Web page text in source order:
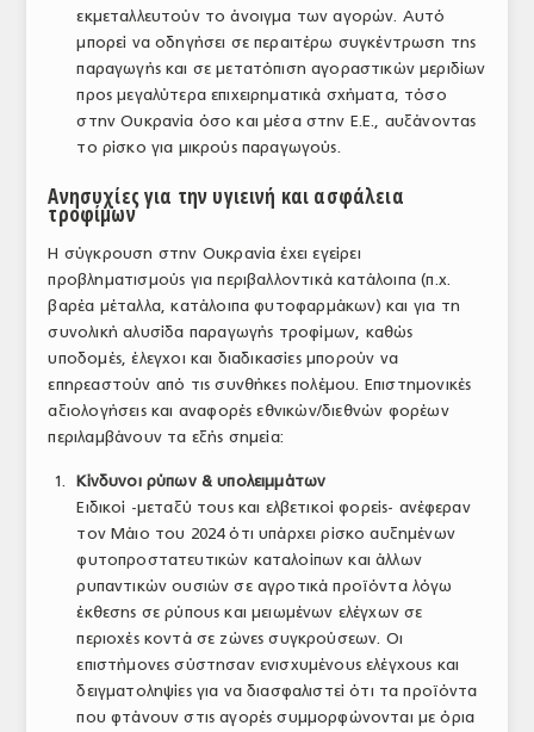
εκμεταλλευτούν το άνοιγμα των αγορών. Αυτό
μπορεί να οδηγήσει σε περαιτέρω συγκέντρωση της
παραγωγής και σε μετατόπιση αγοραστικών μεριδίων
προς μεγαλύτερα επιχειρηματικά σχήματα, τόσο
στην Ουκρανία όσο και μέσα στην Ε.Ε., αυξάνοντας
το ρίσκο για μικρούς παραγωγούς.
Ανησυχίες για την υγιεινή και ασφάλεια
τροφίμων
Η σύγκρουση στην Ουκρανία έχει εγείρει
προβληματισμούς για περιβαλλοντικά κατάλοιπα (π.χ.
βαρέα μέταλλα, κατάλοιπα φυτοφαρμάκων) και για τη
συνολική αλυσίδα παραγωγής τροφίμων, καθώς
υποδομές, έλεγχοι και διαδικασίες μπορούν να
επηρεαστούν από τις συνθήκες πολέμου. Επιστημονικές
αξιολογήσεις και αναφορές εθνικών/διεθνών φορέων
περιλαμβάνουν τα εξής σημεία:
Κίνδυνοι ρύπων & υπολειμμάτων
Ειδικοί -μεταξύ τους και ελβετικοί φορείς- ανέφεραν
τον Μάιο του 2024 ότι υπάρχει ρίσκο αυξημένων
φυτοπροστατευτικών καταλοίπων και άλλων
ρυπαντικών ουσιών σε αγροτικά προϊόντα λόγω
έκθεσης σε ρύπους και μειωμένων ελέγχων σε
περιοχές κοντά σε ζώνες συγκρούσεων. Οι
επιστήμονες σύστησαν ενισχυμένους ελέγχους και
δειγματοληψίες για να διασφαλιστεί ότι τα προϊόντα
που φτάνουν στις αγορές συμμορφώνονται με όρια